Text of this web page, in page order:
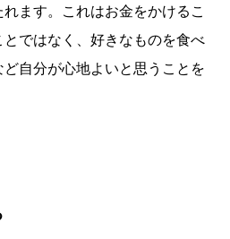
ます。これはお金をかけるこ
ではなく、好きなものを食べ
自分が心地よいと思うことを